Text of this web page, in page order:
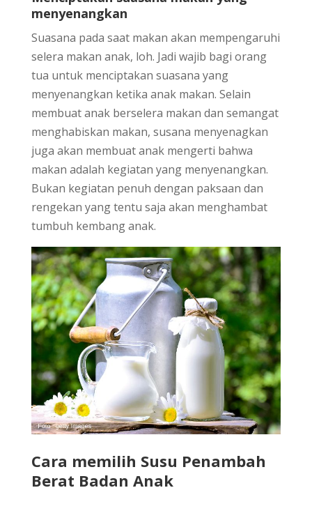
menyenangkan
Suasana pada saat makan akan mempengaruhi
selera makan anak, loh. Jadi wajib bagi orang
tua untuk menciptakan suasana yang
menyenangkan ketika anak makan. Selain
membuat anak berselera makan dan semangat
menghabiskan makan, susana menyenagkan
juga akan membuat anak mengerti bahwa
makan adalah kegiatan yang menyenangkan.
Bukan kegiatan penuh dengan paksaan dan
rengekan yang tentu saja akan menghambat
tumbuh kembang anak.
Cara memilih Susu Penambah
Berat Badan Anak